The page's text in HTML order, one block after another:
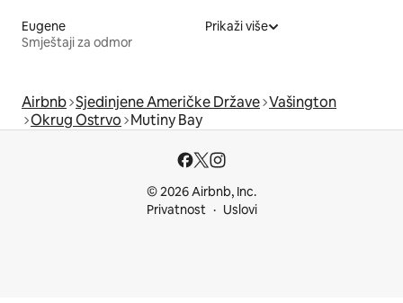
Eugene
Smještaji za odmor
Prikaži više
Airbnb Sjedinjene Američke Države Vašington
Okrug Ostrvo Mutiny Bay
© 2026 Airbnb, Inc.
Privatnost
Uslovi